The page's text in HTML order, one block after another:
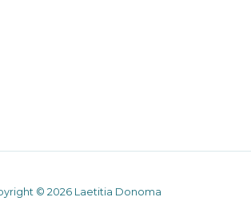
© 2026 Laetitia Donoma